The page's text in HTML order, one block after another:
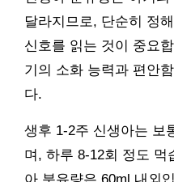
달라지므로, 단순히 정
신호를 읽는 것이 중요
기의 소화 능력과 편안
다.
생후 1-2주 신생아는 보
며, 하루 8-12회 정도 먹